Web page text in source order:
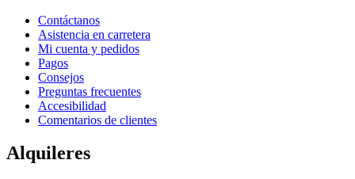
Contáctanos
Asistencia en carretera
Mi cuenta y pedidos
Pagos
Consejos
Preguntas frecuentes
Accesibilidad
Comentarios de clientes
Alquileres